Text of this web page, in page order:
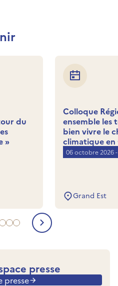
à l'evénement à venir 1
Aller à l'evénement à venir 2
Aller à l'evénement à venir 3
Aller à l'evénement à venir 4
du
»
Colloque
ensemble les
bien vivre le
climatique en
06 octobre 2026
Grand Est
à venir
Evénement
presse
presse